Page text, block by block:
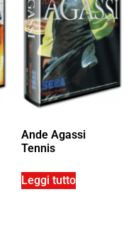
Ande Agassi
Tennis
Leggi tutto